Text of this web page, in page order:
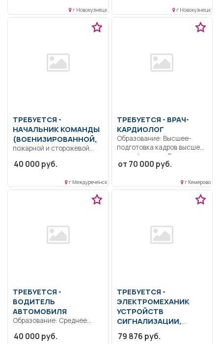
г Новокузнецк
электроснабжения...
г Новокузнецк
ТРЕБУЕТСЯ -
НАЧАЛЬНИК КОМАНДЫ
(ВОЕНИЗИРОВАННОЙ,
пожарной и сторожевой
спасательной, служебного
40 000 руб.
г Междуреченск
ТРЕБУЕТСЯ - ВРАЧ-
КАРДИОЛОГ
Образование: Высшее-
подготовка кадров высшей
квалификации.. В
соответствии с
от 70 000 руб.
г Кемерово
ТРЕБУЕТСЯ -
ВОДИТЕЛЬ
АВТОМОБИЛЯ
Образование: Среднее
образование.. Оказывать
40 000 руб.
ТРЕБУЕТСЯ -
ЭЛЕКТРОМЕХАНИК
УСТРОЙСТВ
СИГНАЛИЗАЦИИ,
Образование: Среднее
79 876 руб.